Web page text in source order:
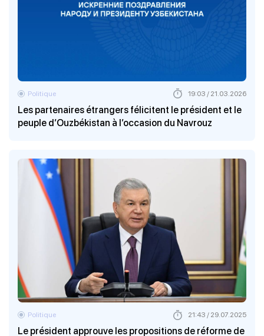
Les partenaires étrangers félicitent le président et le
peuple d’Ouzbékistan à l’occasion du Navrouz
Politique 19:03 / 21.03.2026
Le président approuve les propositions de réforme de
Politique 21:43 / 29.07.2025